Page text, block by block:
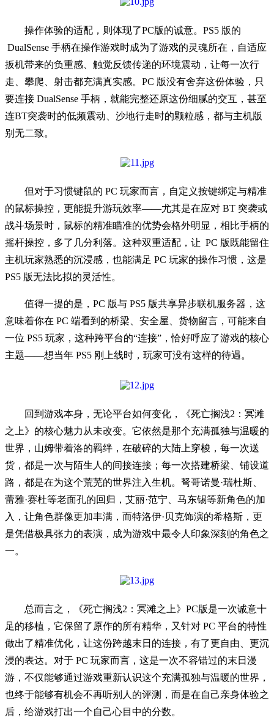
操作体验的适配，则体现了PC版的诚意。PS5 版的
DualSense 手柄在操作游戏时成为了游戏的灵魂所在，自适应
扳机带来的负重感、触觉反馈传递的环境震动，让每一次行
走、攀爬、射击都充满真实感。PC 版没有舍弃这份体验，只
要连接 DualSense 手柄，就能完整还原这份细腻的交互，甚至
连BT突袭时的低频震动、沙地行走时的颗粒感，都与主机版
别无二致。
但对于习惯键鼠的 PC 玩家而言，自定义按键绑定与精准
的鼠标操控，更能提升游玩效率——尤其是在应对 BT 突袭或
战斗场景时，鼠标的精准瞄准的优势会格外明显，相比手柄的
摇杆操控，多了几分利落。这种双重适配，让 PC 版既能留住
主机玩家熟悉的沉浸感，也能满足 PC 玩家的操作习惯，这是
PS5 版无法比拟的灵活性。
值得一提的是，PC 版与 PS5 版共享异步联机服务器，这
意味着你在 PC 端看到的桥梁、安全屋、货物留言，可能来自
一位 PS5 玩家，这种跨平台的“连接”，恰好呼应了游戏的核心
主题——想当年 PS5 刚上线时，玩家可没有这样的待遇。
回到游戏本身，无论平台如何变化，《死亡搁浅2：冥滩
之上》的核心魅力从未改变。它依然是那个充满孤独与温暖的
世界，山姆带着洛的羁绊，在破碎的大陆上穿梭，每一次送
货，都是一次与陌生人的间接连接；每一次搭建桥梁、铺设道
路，都是在为这个荒芜的世界注入生机。弩哥诺曼·瑞杜斯、
蕾雅·赛杜等老面孔的回归，艾丽·范宁、马东锡等新角色的加
入，让角色群像更加丰满，而特洛伊·贝克饰演的希格斯，更
是凭借极具张力的表演，成为游戏中最令人印象深刻的角色之
一。
总而言之，《死亡搁浅2：冥滩之上》PC版是一次诚意十
足的移植，它保留了原作的所有精华，又针对 PC 平台的特性
做出了精准优化，让这份跨越末日的连接，有了更自由、更沉
浸的表达。对于 PC 玩家而言，这是一次不容错过的末日漫
游，不仅能够通过游戏重新认识这个充满孤独与温暖的世界，
也终于能够有机会不再听别人的评测，而是在自己亲身体验之
后，给游戏打出一个自己心目中的分数。